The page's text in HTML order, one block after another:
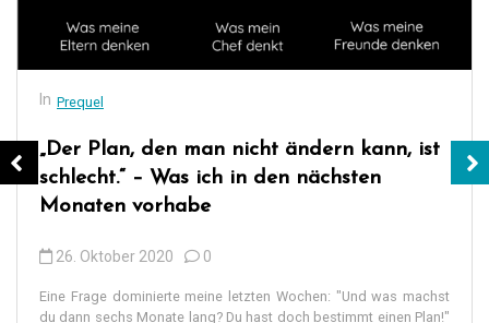
In Prequel
„Der Plan, den man nicht ändern kann, ist
schlecht.“ – Was ich in den nächsten
Monaten vorhabe
26. Oktober 2020 0
Eine Frage dominierte meine letzten Wochen: "Und was machst
du dann sechs Monate lang? Du hast doch bestimmt einen Plan!"